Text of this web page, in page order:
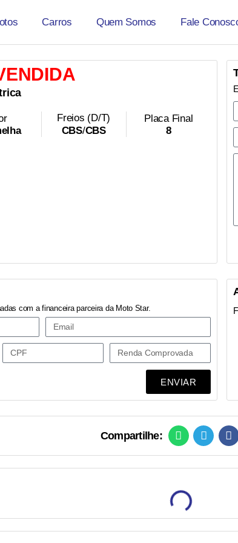
Carros Quem Somos Fale
Freios (D/T)
CBS/CBS
Placa Final
8
com a financeira parceira da Moto Star.
ENVIAR
Compartilhe: